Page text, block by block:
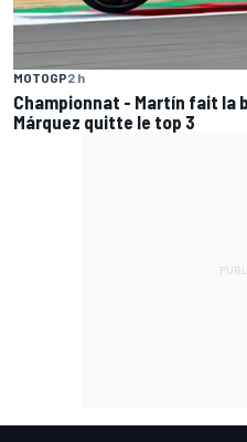
MOTOGP2 h
Championnat - Martín fait la
Márquez quitte le top 3